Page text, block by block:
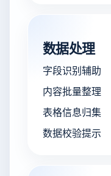
数据处理
字段识别辅助
内容批量整理
表格信息归集
数据校验提示